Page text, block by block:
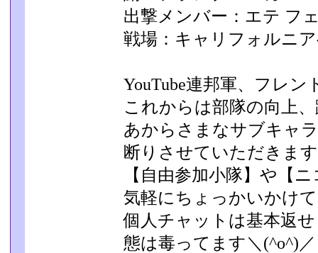
出撃メンバー：エテ フ
戦場：キャリフォルニ
YouTube連邦軍、フレン
これからは部隊の向上
あからさまなサブキャ
断りさせていただきま
【自由参加小隊】や【
気軽にちょっかいかけ
個人チャットは基本返
態は毒ってます＼(^o^)­／